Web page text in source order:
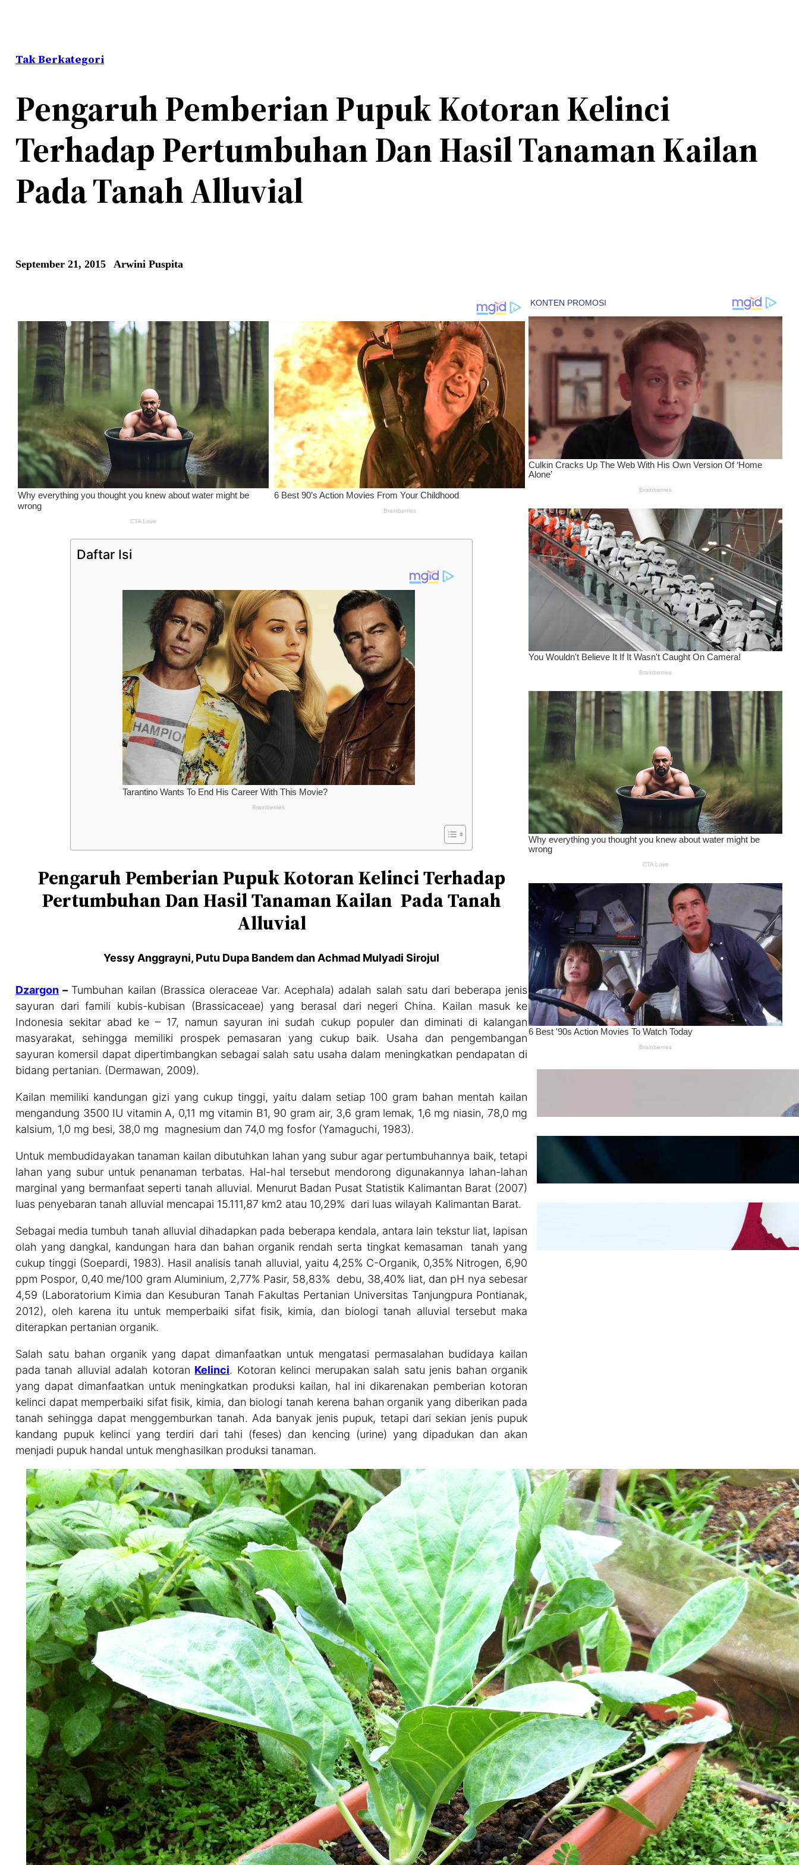
Tak Berkategori
Pengaruh Pemberian Pupuk Kotoran Kelinci
Terhadap Pertumbuhan Dan Hasil Tanaman Kailan
Pada Tanah Alluvial
September 21, 2015 Arwini Puspita
Daftar Isi
Pengaruh Pemberian Pupuk Kotoran Kelinci Terhadap
Pertumbuhan Dan Hasil Tanaman Kailan Pada Tanah
Alluvial
Yessy Anggrayni, Putu Dupa Bandem dan Achmad Mulyadi Sirojul
Dzargon – Tumbuhan kailan (Brassica oleraceae Var. Acephala) adalah salah satu dari beberapa jenis
sayuran dari famili kubis-kubisan (Brassicaceae) yang berasal dari negeri China. Kailan masuk ke
Indonesia sekitar abad ke – 17, namun sayuran ini sudah cukup populer dan diminati di kalangan
masyarakat, sehingga memiliki prospek pemasaran yang cukup baik. Usaha dan pengembangan
sayuran komersil dapat dipertimbangkan sebagai salah satu usaha dalam meningkatkan pendapatan di
bidang pertanian. (Dermawan, 2009).
Kailan memiliki kandungan gizi yang cukup tinggi, yaitu dalam setiap 100 gram bahan mentah kailan
mengandung 3500 IU vitamin A, 0,11 mg vitamin B1, 90 gram air, 3,6 gram lemak, 1,6 mg niasin, 78,0 mg
kalsium, 1,0 mg besi, 38,0 mg magnesium dan 74,0 mg fosfor (Yamaguchi, 1983).
Untuk membudidayakan tanaman kailan dibutuhkan lahan yang subur agar pertumbuhannya baik, tetapi
lahan yang subur untuk penanaman terbatas. Hal-hal tersebut mendorong digunakannya lahan-lahan
marginal yang bermanfaat seperti tanah alluvial. Menurut Badan Pusat Statistik Kalimantan Barat (2007)
luas penyebaran tanah alluvial mencapai 15.111,87 km2 atau 10,29% dari luas wilayah Kalimantan Barat.
Sebagai media tumbuh tanah alluvial dihadapkan pada beberapa kendala, antara lain tekstur liat, lapisan
olah yang dangkal, kandungan hara dan bahan organik rendah serta tingkat kemasaman tanah yang
cukup tinggi (Soepardi, 1983). Hasil analisis tanah alluvial, yaitu 4,25% C-Organik, 0,35% Nitrogen, 6,90
ppm Pospor, 0,40 me/100 gram Aluminium, 2,77% Pasir, 58,83% debu, 38,40% liat, dan pH nya sebesar
4,59 (Laboratorium Kimia dan Kesuburan Tanah Fakultas Pertanian Universitas Tanjungpura Pontianak,
2012), oleh karena itu untuk memperbaiki sifat fisik, kimia, dan biologi tanah alluvial tersebut maka
diterapkan pertanian organik.
Salah satu bahan organik yang dapat dimanfaatkan untuk mengatasi permasalahan budidaya kailan
pada tanah alluvial adalah kotoran Kelinci. Kotoran kelinci merupakan salah satu jenis bahan organik
yang dapat dimanfaatkan untuk meningkatkan produksi kailan, hal ini dikarenakan pemberian kotoran
kelinci dapat memperbaiki sifat fisik, kimia, dan biologi tanah kerena bahan organik yang diberikan pada
tanah sehingga dapat menggemburkan tanah. Ada banyak jenis pupuk, tetapi dari sekian jenis pupuk
kandang pupuk kelinci yang terdiri dari tahi (feses) dan kencing (urine) yang dipadukan dan akan
menjadi pupuk handal untuk menghasilkan produksi tanaman.
Wanita Pamer Pakaian
Kepribadian
Mengintip Kepribadian
Wanita Dari Warna Bra